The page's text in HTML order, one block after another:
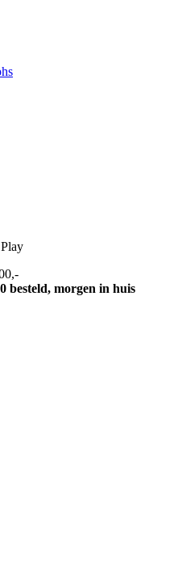
besteld, morgen in huis